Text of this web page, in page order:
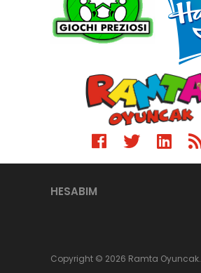
HESABIM
Copyright © 2026 Ramta Oyuncak.